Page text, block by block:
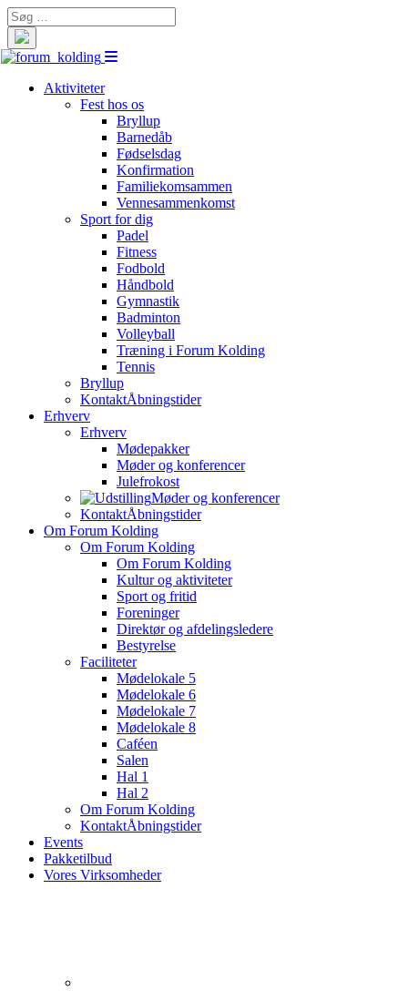
Search
for:
Aktiviteter
Fest hos os
Bryllup
Barnedåb
Fødselsdag
Konfirmation
Familiekomsammen
Vennesammenkomst
Sport for dig
Padel
Fitness
Fodbold
Håndbold
Gymnastik
Badminton
Volleyball
Træning i Forum Kolding
Tennis
Bryllup
KontaktÅbningstider
Erhverv
Erhverv
Mødepakker
Møder og konferencer
Julefrokost
Møder og konferencer
KontaktÅbningstider
Om Forum Kolding
Om Forum Kolding
Om Forum Kolding
Kultur og aktiviteter
Sport og fritid
Foreninger
Direktør og afdelingsledere
Bestyrelse
Faciliteter
Mødelokale 5
Mødelokale 6
Mødelokale 7
Mødelokale 8
Caféen
Salen
Hal 1
Hal 2
Om Forum Kolding
KontaktÅbningstider
Events
Pakketilbud
Vores Virksomheder